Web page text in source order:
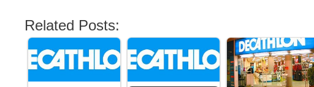
Related Posts: